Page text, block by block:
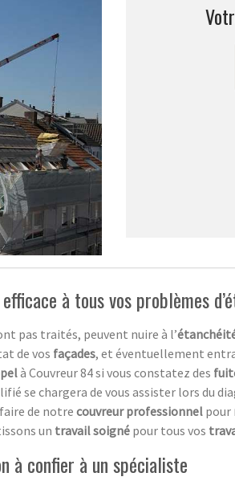
à tous vos problèmes
pas traités, peuvent nuire à l’
de vos façades, et éventuellement
à Couvreur 84 si vous constatez des
se chargera de vous assister lors du
de notre couvreur professionnel pour
un travail soigné pour tous vos
à confier à un spécialiste